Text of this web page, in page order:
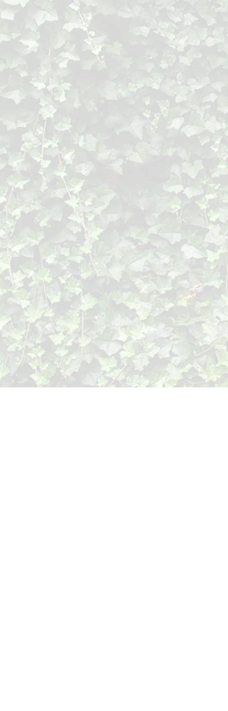
1992 Amsterdam
Galerie KunstHaar
Amsterdam
Galerie Fransoise
Breda
Kunst onder de
1991
Congresgebouw
Waagtheater
Hoeven
1990 Breda
Galerie Gaffelaer
Genève (Z)
Insecta Regina
Roosendaal
Schouwburg De
Oudenbosch
Gemeentehuis
Zevenaar
Galerie Meander
1989 Amsterdam
RAI gebouw
Utrecht
Jaarbeurs' Treinen
Roosendaal
Dordrecht
Galerie Etalage
Vlissingen
De Gevangentoren
Sprundel
Slavenburg's
Oudenbosch
Polikliniek
Bergen op Zoom
Museum
Oudenaarde (B)
Stadhuis
Wouw
Gemeentehuis
Bergen op Zoom Atelier Jac.de Groot
1985 Breda De Grote Kerk
1984 Rotterdam Nedlloydgebouw
1982 Wouw Kloosterkapel
1980 Boston USA
Center of the Arts
Roosendaal
Galerie Balsemien
Halsteren
De Wittenhorst
Bergen op Zoom
Kunstlokaal De
1979 Amsterdam De Oude Kerk
Bergen op Zoom
Boekhandel
Bergen op Zoom
Stadhuis